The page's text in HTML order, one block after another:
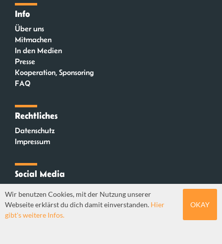
Info
Über uns
Mitmachen
In den Medien
Presse
Kooperation, Sponsoring
FAQ
Rechtliches
Datenschutz
Impressum
Social Media
Mastodon
Wir benutzen Cookies, mit der Nutzung unserer
Webseite erklärst du dich damit einverstanden. Hier
gibt's weitere Infos.
OKAY